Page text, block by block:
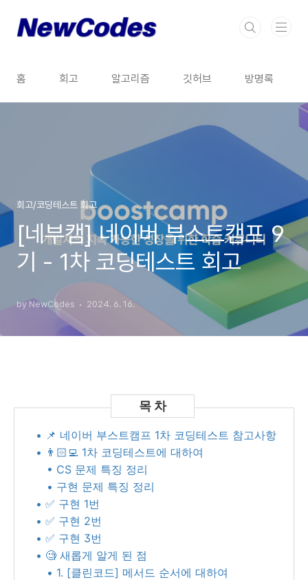
홈 회고 알고리즘 깃허브 방명록
회고/코딩테스트 회고
[네부캠] 네이버 부스트캠프 9
기 - 1차 코딩테스트 회고
by NewCodes 2024. 6. 16.
• 📌 네이버 부스트캠프 1차 코딩테스트 참고사항
• 👨🏻‍💻 1차 코딩테스트에 대하여
• CS 문제 특징 정리
• 구현 문제 특징 정리
• ✅ 구현 1번
• ✅ 구현 2번
• ✅ 구현 3번
• 🧐 새롭게 알게 된 점
• 1. [클린코드] 메서드 순서에 대하여